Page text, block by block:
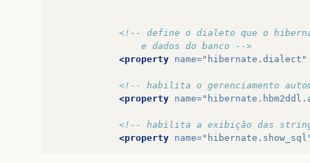
<!-- define o dialeto que o
				e dados do banco -->
<property name="hibernate.dialect"
<!-- habilita o gerenciamento
<property name=
<!-- habilita a exibição das
<property name=